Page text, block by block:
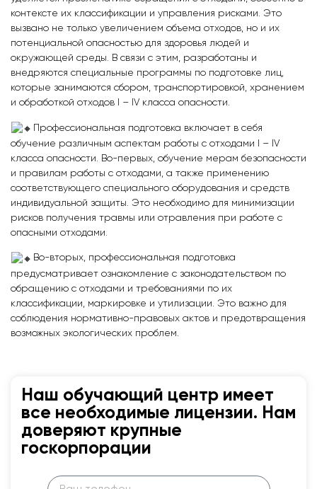
контексте их классификации и управления рисками. Это
вызвано не только увеличением объема отходов, но и их
потенциальной опасностью для здоровья людей и
окружающей среды. В связи с этим, разработаны и
внедряются специальные программы по подготовке лиц,
которые занимаются сбором, транспортировкой, хранением
и обработкой отходов I – IV класса опасности.
Профессиональная подготовка включает в себя
обучение различным аспектам работы с отходами I – IV
класса опасности. Во-первых, обучение мерам безопасности
и правилам работы с отходами, а также применению
соответствующего специального оборудования и средств
индивидуальной защиты. Это необходимо для минимизации
рисков получения травмы или отравления при работе с
опасными отходами.
Во-вторых, профессиональная подготовка
предусматривает ознакомление с законодательством по
обращению с отходами и требованиями по их
классификации, маркировке и утилизации. Это важно для
соблюдения нормативно-правовых актов и предотвращения
возможных экологических проблем.
Наш обучающий центр имеет
все необходимые лицензии. Нам
доверяют крупные
госкорпорации